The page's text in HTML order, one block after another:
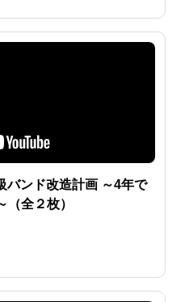
ンド改造計画 ～4年で
全２枚）